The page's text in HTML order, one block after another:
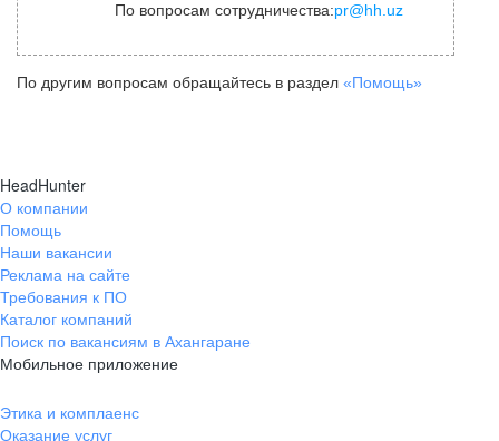
По вопросам сотрудничества:pr@hh.uz
По другим вопросам обращайтесь в раздел «Помощь»
HeadHunter
О компании
Помощь
Наши вакансии
Реклама на сайте
Требования к ПО
Каталог компаний
Поиск по вакансиям в Ахангаране
Мобильное приложение
Этика и комплаенс
Оказание услуг